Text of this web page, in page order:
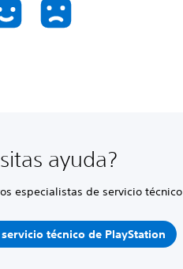
ayuda?
especialistas de servicio técnico
técnico de PlayStation